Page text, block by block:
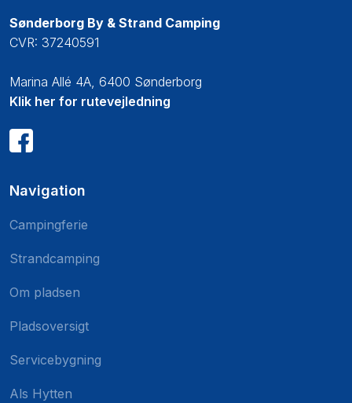
Sønderborg By & Strand Camping
CVR: 37240591
Marina Allé 4A, 6400 Sønderborg​
Klik her for rutevejledning
Navigation
Campingferie
Strandcamping
Om pladsen
Pladsoversigt
Servicebygning
Als Hytten